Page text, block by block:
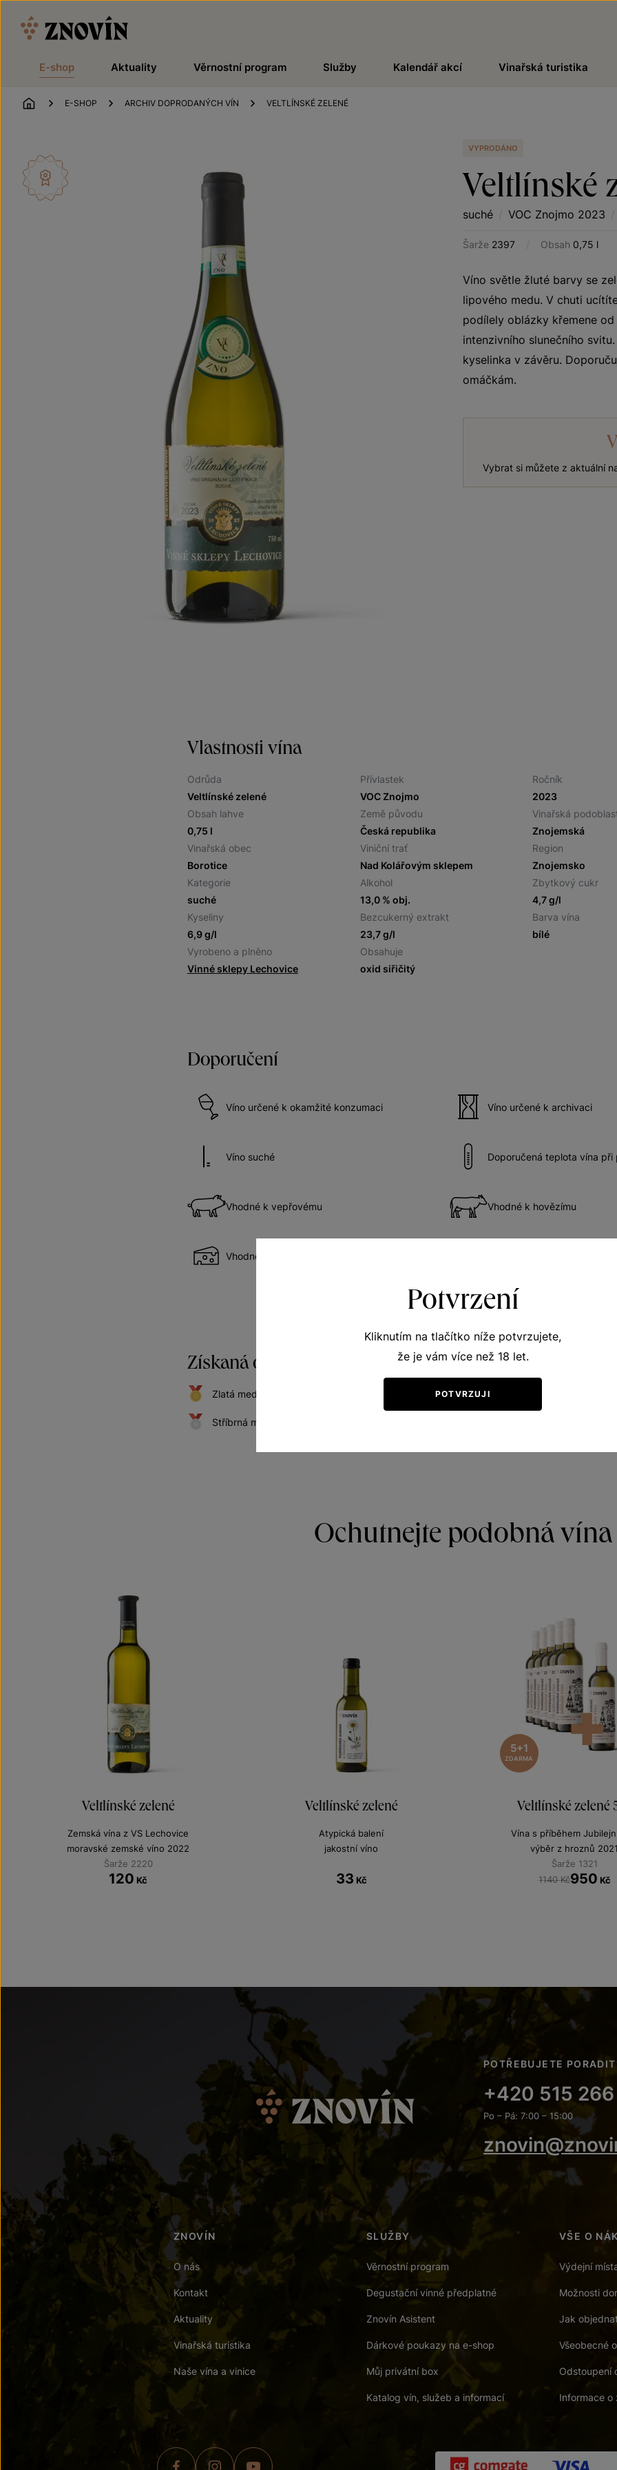
E-shop Aktuality Věrnostní program Služby Kalendář akcí Vinařská turistika
ÚVOD
E-SHOP ARCHIV DOPRODANÝCH VÍN VELTLÍNSKÉ ZELENÉ
VYPRODÁNO
Veltlínské
suché / VOC Znojmo 2023 /
Šarže 2397 / Obsah 0,75 l
Víno světle žluté barvy se
lipového medu. V chuti
podílely oblázky křemene
intenzivního slunečního
kyselinka v závěru.
omáčkám.
Vybrat si můžete z aktuální
Vlastnosti vína
Odrůda
Veltlínské zelené
Přívlastek
VOC Znojmo
Ročník
2023
Obsah lahve
0,75 l
Země původu
Česká republika
Vinařská
Znojemská
Vinařská obec
Borotice
Viniční trať
Nad Kolářovým sklepem
Region
Znojemsko
Kategorie
suché
Alkohol
13,0 % obj.
Zbytkový cukr
4,7 g/l
Kyseliny
6,9 g/l
Bezcukerný extrakt
23,7 g/l
Barva vína
bílé
Vyrobeno a plněno
Vinné sklepy Lechovice
Obsahuje
oxid siřičitý
Doporučení
Víno určené k okamžité konzumaci Víno určené k archivaci
Víno suché Doporučená teplota vína při
Vhodné k vepřovému Vhodné k hovězímu
Vhodné k sýrům
Získaná ocenění
Zlatá medaile na "KRÁL VÍN ČR 2024" ČR
Stříbrná medaile na "AWC VIENNA 2025" Rakousko
Ochutnejte podobná vína
Veltlínské zelené
Zemská vína z VS Lechovice
moravské zemské víno 2022
Šarže 2220
120 Kč
Veltlínské zelené
Atypická balení
jakostní víno
33 Kč
5+1
ZDARMA
Veltlínské zelené
Vína s příběhem
výběr z hroznů
Šarže 1321
1140 Kč950 Kč
POTŘEBUJETE
+420 515
Po – Pá: 7:00 – 15:00
ZNOVÍN
O nás
Kontakt
Aktuality
Vinařská turistika
Naše vína a vinice
SLUŽBY
Věrnostní program
Degustační vinné předplatné
Znovín Asistent
Dárkové poukazy na e-shop
Můj privátní box
Katalog vín, služeb a informací
VŠE O
Výdejní
Možnosti
Jak
Všeobecné
Odstoupení
Informace o
Potvrzení
Kliknutím na tlačítko níže potvrzujete,
že je vám více než 18 let.
POTVRZUJI